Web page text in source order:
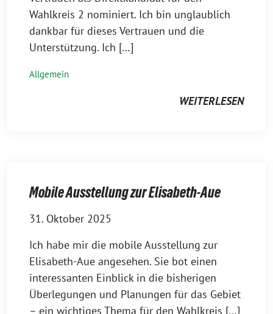
Wahlkreis 2 nominiert. Ich bin unglaublich
dankbar für dieses Vertrauen und die
Unterstützung. Ich […]
Allgemein
WEITERLESEN
Mobile Ausstellung zur Elisabeth-Aue
31. Oktober 2025
Ich habe mir die mobile Ausstellung zur
Elisabeth-Aue angesehen. Sie bot einen
interessanten Einblick in die bisherigen
Überlegungen und Planungen für das Gebiet
– ein wichtiges Thema für den Wahlkreis […]